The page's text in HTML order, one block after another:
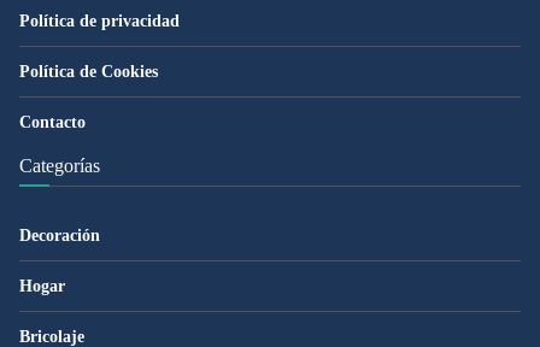
Política de privacidad
Política de Cookies
Contacto
Categorías
Decoración
Hogar
Bricolaje